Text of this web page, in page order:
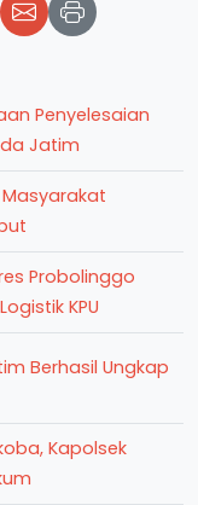
Penyelesaian
Jatim
Probolinggo
KPU
Berhasil Ungkap
Kapolsek